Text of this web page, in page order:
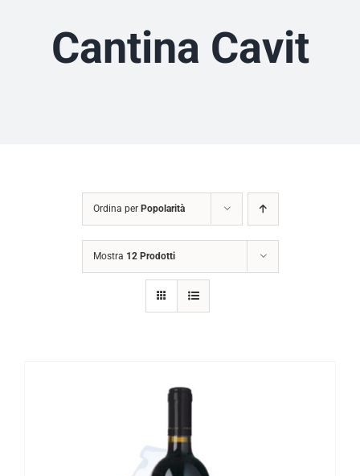
Cantina Cavit
Ordina per Popolarità
Mostra 12 Prodotti